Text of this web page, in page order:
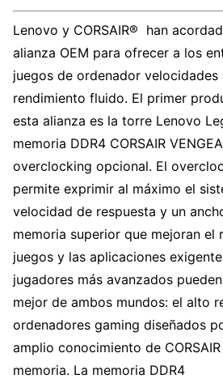
Lenovo y CORSAIR® han
alianza OEM para ofrecer a los
juegos de ordenador velocidades
rendimiento fluido. El primer
esta alianza es la torre Lenovo
memoria DDR4 CORSAIR
overclocking opcional. El
permite exprimir al máximo el
velocidad de respuesta y un
memoria superior que mejoran el
juegos y las aplicaciones
jugadores más avanzados
mejor de ambos mundos: el alto
ordenadores gaming diseñados
amplio conocimiento de
memoria. La memoria DDR4